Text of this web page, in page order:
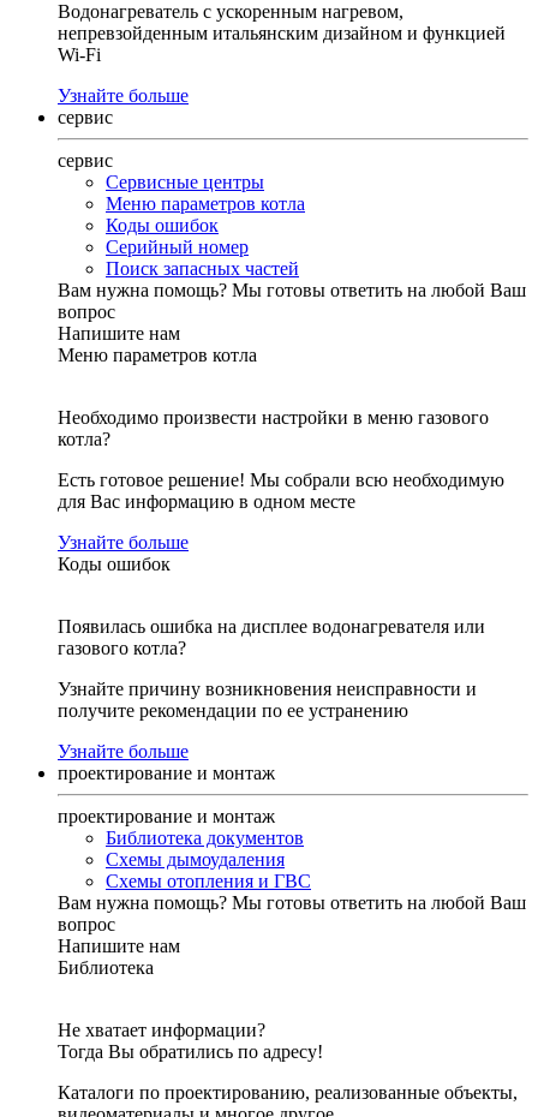
Водонагреватель с ускоренным нагревом,
непревзойденным итальянским дизайном и функцией
Wi-Fi
Узнайте больше
сервис
сервис
Сервисные центры
Меню параметров котла
Коды ошибок
Серийный номер
Поиск запасных частей
Вам нужна помощь? Мы готовы ответить на любой Ваш
вопрос
Напишите нам
Меню параметров котла
Необходимо произвести настройки в меню газового
котла?
Есть готовое решение! Мы собрали всю необходимую
для Вас информацию в одном месте
Узнайте больше
Коды ошибок
Появилась ошибка на дисплее водонагревателя или
газового котла?
Узнайте причину возникновения неисправности и
получите рекомендации по ее устранению
Узнайте больше
проектирование и монтаж
проектирование и монтаж
Библиотека документов
Схемы дымоудаления
Схемы отопления и ГВС
Вам нужна помощь? Мы готовы ответить на любой Ваш
вопрос
Напишите нам
Библиотека
Не хватает информации?
Тогда Вы обратились по адресу!
Каталоги по проектированию, реализованные объекты,